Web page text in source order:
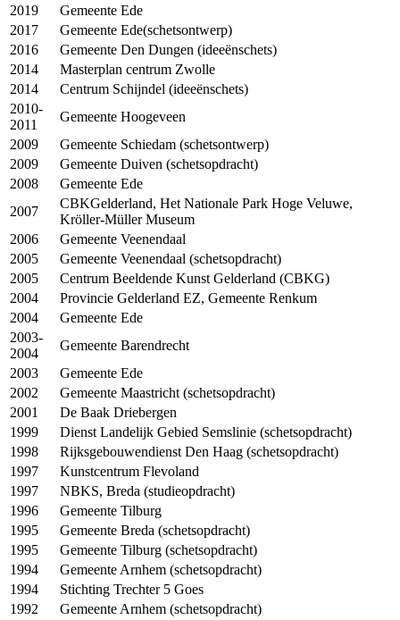
2019
Gemeente Ede
2017
Gemeente Ede(schetsontwerp)
2016
Gemeente Den Dungen (ideeënschets)
2014
Masterplan centrum Zwolle
2014
Centrum Schijndel (ideeënschets)
2010-
2011
Gemeente Hoogeveen
2009
Gemeente Schiedam (schetsontwerp)
2009
Gemeente Duiven (schetsopdracht)
2008
Gemeente Ede
2007
CBKGelderland, Het Nationale Park Hoge Veluwe,
Kröller-Müller Museum
2006
Gemeente Veenendaal
2005
Gemeente Veenendaal (schetsopdracht)
2005
Centrum Beeldende Kunst Gelderland (CBKG)
2004
Provincie Gelderland EZ, Gemeente Renkum
2004
Gemeente Ede
2003-
2004
Gemeente Barendrecht
2003
Gemeente Ede
2002
Gemeente Maastricht (schetsopdracht)
2001
De Baak Driebergen
1999
Dienst Landelijk Gebied Semslinie (schetsopdracht)
1998
Rijksgebouwendienst Den Haag (schetsopdracht)
1997
Kunstcentrum Flevoland
1997
NBKS, Breda (studieopdracht)
1996
Gemeente Tilburg
1995
Gemeente Breda (schetsopdracht)
1995
Gemeente Tilburg (schetsopdracht)
1994
Gemeente Arnhem (schetsopdracht)
1994
Stichting Trechter 5 Goes
1992
Gemeente Arnhem (schetsopdracht)